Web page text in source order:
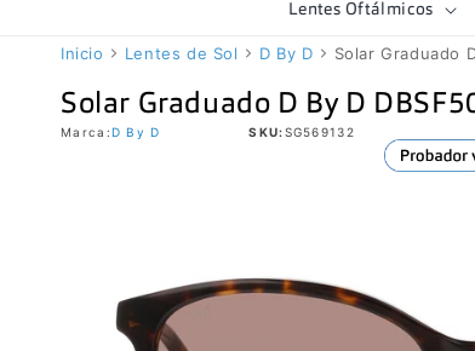
Lentes Oftálmicos
Inicio Lentes de Sol D By D Solar Graduado
Solar Graduado D By D
Marca:D By D SKU:SG569132